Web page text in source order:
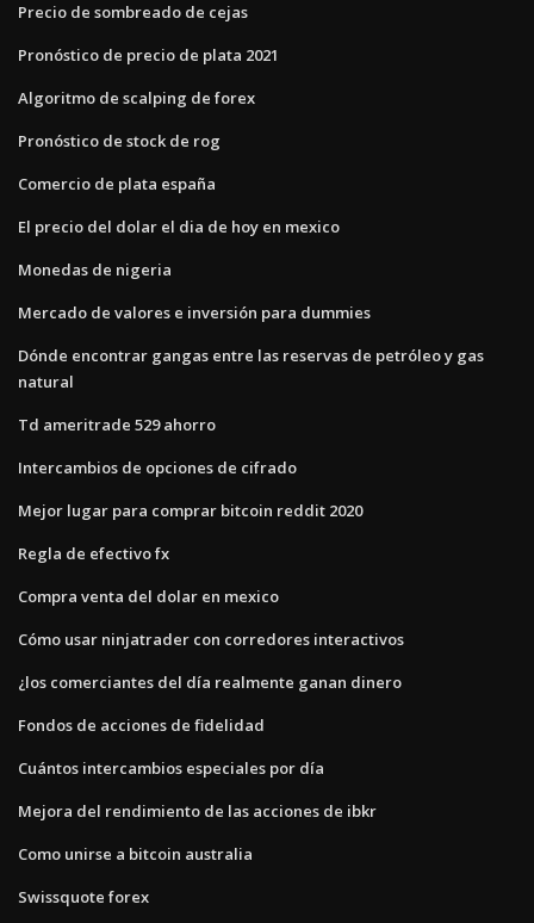
Precio de sombreado de cejas
Pronóstico de precio de plata 2021
Algoritmo de scalping de forex
Pronóstico de stock de rog
Comercio de plata españa
El precio del dolar el dia de hoy en mexico
Monedas de nigeria
Mercado de valores e inversión para dummies
Dónde encontrar gangas entre las reservas de petróleo y gas
natural
Td ameritrade 529 ahorro
Intercambios de opciones de cifrado
Mejor lugar para comprar bitcoin reddit 2020
Regla de efectivo fx
Compra venta del dolar en mexico
Cómo usar ninjatrader con corredores interactivos
¿los comerciantes del día realmente ganan dinero
Fondos de acciones de fidelidad
Cuántos intercambios especiales por día
Mejora del rendimiento de las acciones de ibkr
Como unirse a bitcoin australia
Swissquote forex